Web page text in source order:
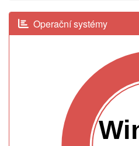
Operační systémy